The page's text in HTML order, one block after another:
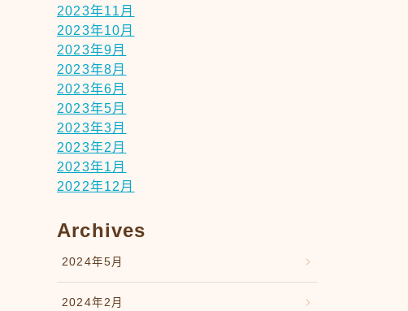
2023年11月
2023年10月
2023年9月
2023年8月
2023年6月
2023年5月
2023年3月
2023年2月
2023年1月
2022年12月
Archives
2024年5月
2024年2月